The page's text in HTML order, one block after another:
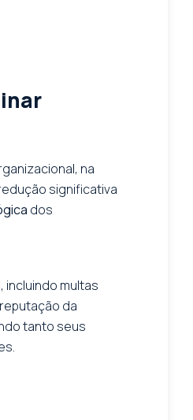
na
significativa
dos
incluindo multas
da
tanto seus